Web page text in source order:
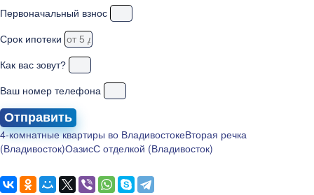
Первоначальный взнос
Срок ипотеки
Как вас зовут?
Ваш номер телефона
Отправить
4-комнатные квартиры во ВладивостокеВторая речка
(Владивосток)ОазисС отделкой (Владивосток)